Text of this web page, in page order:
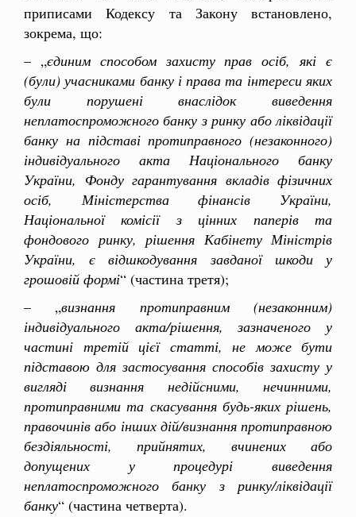
приписами Кодексу та Закону встановлено,
зокрема, що:
– „єдиним способом захисту прав осіб, які є
(були) учасниками банку і права та інтереси яких
були порушені внаслідок виведення
неплатоспроможного банку з ринку або ліквідації
банку на підставі протиправного (незаконного)
індивідуального акта Національного банку
України, Фонду гарантування вкладів фізичних
осіб, Міністерства фінансів України,
Національної комісії з цінних паперів та
фондового ринку, рішення Кабінету Міністрів
України, є відшкодування завданої шкоди у
грошовій формі“ (частина третя);
– „визнання протиправним (незаконним)
індивідуального акта/рішення, зазначеного у
частині третій цієї статті, не може бути
підставою для застосування способів захисту у
вигляді визнання недійсними, нечинними,
протиправними та скасування будь-яких рішень,
правочинів або інших дій/визнання протиправною
бездіяльності, прийнятих, вчинених або
допущених у процедурі виведення
неплатоспроможного банку з ринку/ліквідації
банку“ (частина четверта).